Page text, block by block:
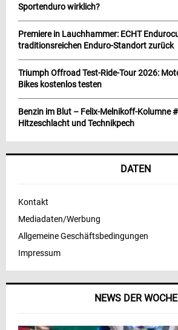
NEWS DER WOCHE
Sportenduro wirklich?
Premiere in Lauchhammer: ECHT
traditionsreichen Enduro-Standort zurück
Triumph Offroad Test-Ride-Tour 2026:
Bikes kostenlos testen
Benzin im Blut – Felix-Melnikoff-Kolumne
Hitzeschlacht und Technikpech
DATEN
Kontakt
Mediadaten/Werbung
Allgemeine Geschäftsbedingungen
Impressum